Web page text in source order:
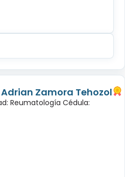
Adrian Zamora Tehozol
Reumatología Cédula: